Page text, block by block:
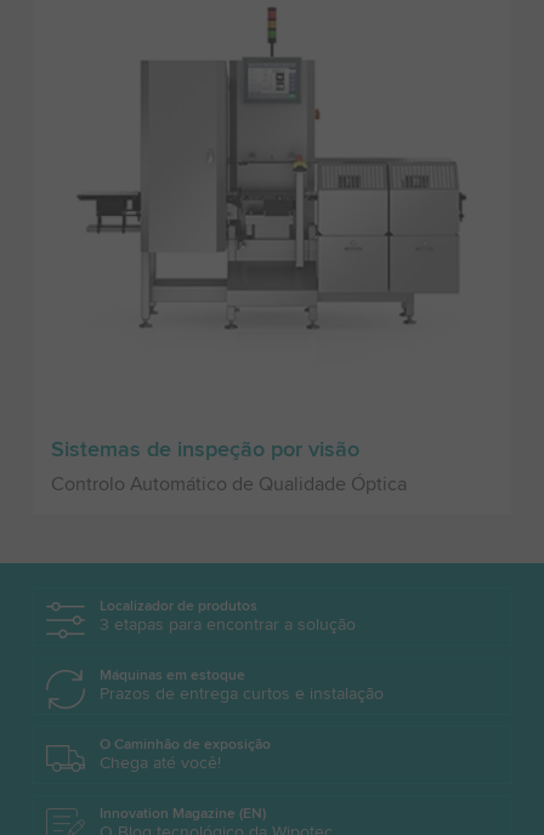
Sistemas de inspeção por visão
Controlo Automático de Qualidade Óptica
Localizador de produtos
3 etapas para encontrar a solução
Máquinas em estoque
Prazos de entrega curtos e instalação
O Caminhão de exposição
Chega até você!
Innovation Magazine (EN)